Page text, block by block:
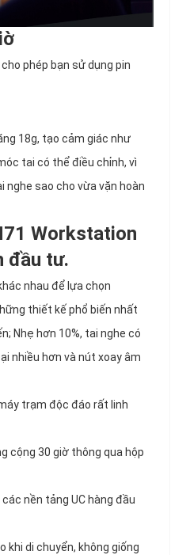
phép bạn sử dụng pin
18g, tạo cảm giác như
tai có thể điều chỉnh, vì
nghe sao cho vừa vặn hoàn
Workstation
đầu tư.
nhau để lựa chọn
thiết kế phổ biến nhất
Nhẹ hơn 10%, tai nghe có
nhiều hơn và nút xoay âm
trạm độc đáo rất linh
cộng 30 giờ thông qua hộp
nền tảng UC hàng đầu
khi di chuyển, không giống